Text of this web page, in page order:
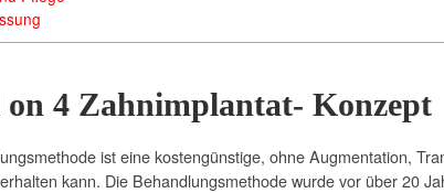
on 4 Zahnimplantat- Konzept
ist eine kostengünstige, ohne Augmentation,
kann. Die Behandlungsmethode wurde vor über 20